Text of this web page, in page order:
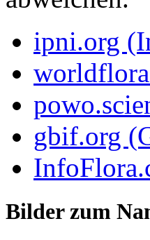
ipni.org
gbif.org
Bilder zum